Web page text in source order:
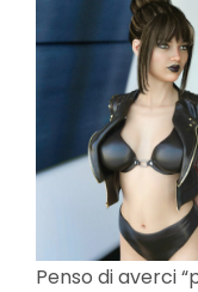
Penso di averci